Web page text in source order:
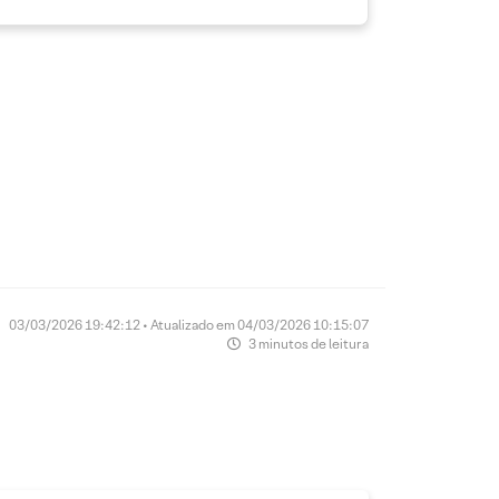
03/03/2026 19:42:12 • Atualizado em 04/03/2026 10:15:07
3 minutos de leitura